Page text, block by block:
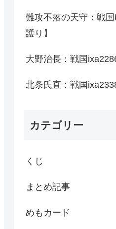
難攻不落の天守：戦
護り】
大野治長：戦国
北条氏直：戦国
カテゴリー
くじ
まとめ記事
めもカード